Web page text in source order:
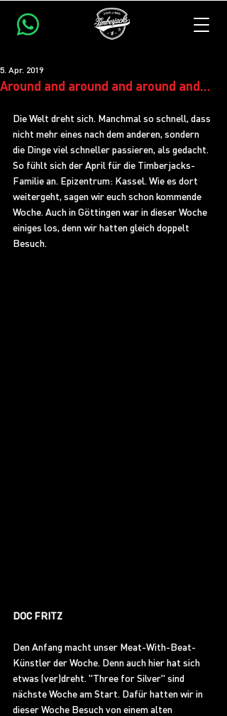
Around and around and around and...
5. Apr. 2019
Die Welt dreht sich. Manchmal so schnell, dass
nicht mehr eines nach dem anderen, sondern
die Dinge viel schneller passieren, als gedacht.
So fühlt sich der April für die Timberjacks-
Familie an. Epizentrum: Kassel. Wie es dort
weitergeht, sagen wir euch schon kommende
Woche. Auch in Göttingen war in dieser Woche
einiges los, denn wir hatten gleich doppelt
Besuch.
DOC FRITZ
Den Anfang macht unser Meat-With-Beat-
Künstler der Woche. Denn auch hier hat sich
etwas (ver)dreht. "Three for Silver" sind
nächste Woche am Start. Dafür hatten wir in
dieser Woche Besuch von einem alten